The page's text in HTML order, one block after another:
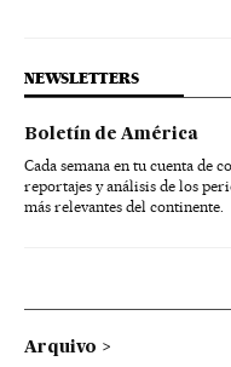
NEWSLETTERS
Boletín de América
Cada semana en tu cuenta de
reportajes y análisis de los
más relevantes del continente.
Arquivo